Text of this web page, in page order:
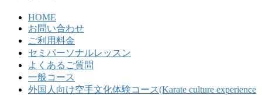
HOME
お問い合わせ
ご利用料金
セミパーソナルレッスン
よくあるご質問
一般コース
外国人向け空手文化体験コース(Karate culture experience